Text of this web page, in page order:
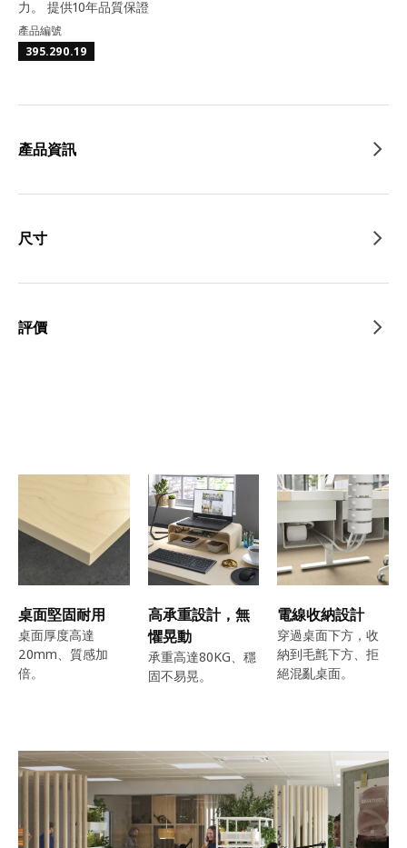
力。 提供10年品質保證
產品編號
395.290.19
產品資訊
尺寸
評價
桌面堅固耐用
桌面厚度高達
20mm、質感加
倍。
高承重設計，無
懼晃動
承重高達80KG、穩
固不易晃。
電線收納設計
穿過桌面下方，收
納到毛氈下方、拒
絕混亂桌面。